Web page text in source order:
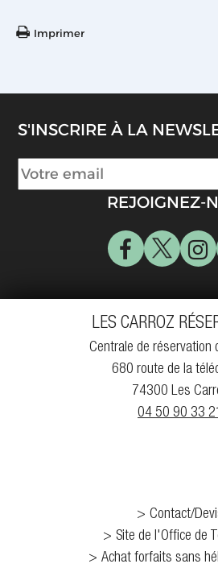
Imprimer
S'INSCRIRE À LA
REJOIGNEZ-
LES CARROZ
Centrale de réservation
680 route de la
74300 Les
04 50 90 33
Contact/
Site de l'Office de
Achat forfaits sans